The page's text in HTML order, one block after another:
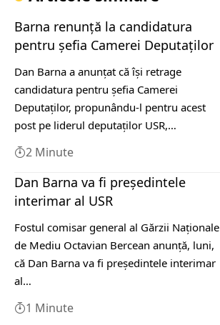
Barna renunță la candidatura
pentru șefia Camerei Deputaților
Dan Barna a anunțat că își retrage
candidatura pentru șefia Camerei
Deputaților, propunându-l pentru acest
post pe liderul deputaților USR,…
2 Minute
Dan Barna va fi preşedintele
interimar al USR
Fostul comisar general al Gărzii Naţionale
de Mediu Octavian Bercean anunţă, luni,
că Dan Barna va fi preşedintele interimar
al…
1 Minute